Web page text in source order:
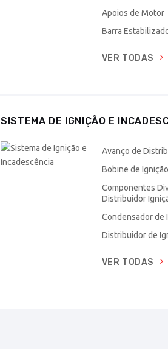
Apoios de Motor
Barra
VER TODAS
SISTEMA DE IGNIÇÃO E
Avanço de
Bobine de Ignição
Componentes
Distribuidor
Condensador de
Distribuidor de
VER TODAS